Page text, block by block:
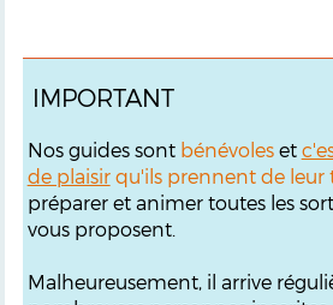
IMPORTANT
Nos guides sont bénévoleset
de plaisirqu'ils prennent de leur
préparer et animer toutes les
vous proposent.
Malheureusement, il arrive